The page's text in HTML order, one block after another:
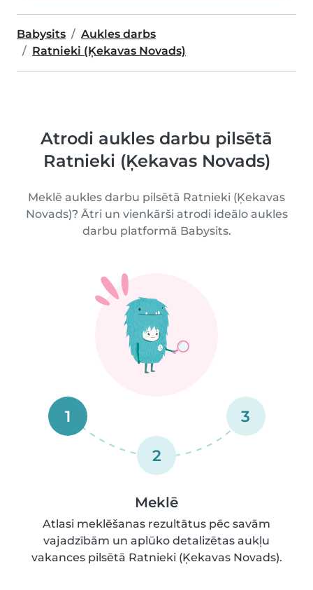
Babysits
Aukles darbs
Ratnieki (Ķekavas Novads)
Atrodi aukles darbu pilsētā
Ratnieki (Ķekavas Novads)
Meklē aukles darbu pilsētā Ratnieki (Ķekavas
Novads)? Ātri un vienkārši atrodi ideālo aukles
darbu platformā Babysits.
1
2
3
Meklē
Atlasi meklēšanas rezultātus pēc savām
vajadzībām un aplūko detalizētas aukļu
vakances pilsētā Ratnieki (Ķekavas Novads).